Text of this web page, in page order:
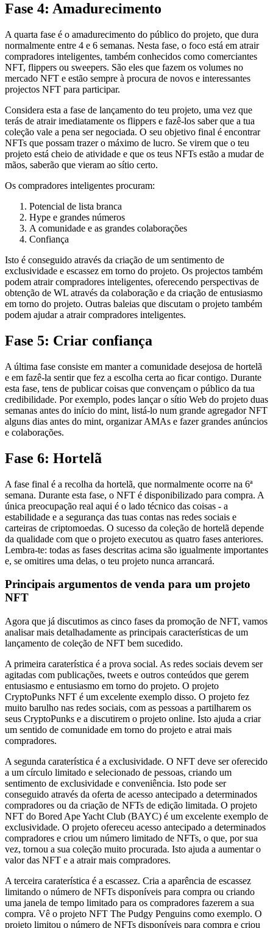
Fase 4: Amadurecimento
A quarta fase é o amadurecimento do público do projeto, que dura
normalmente entre 4 e 6 semanas. Nesta fase, o foco está em atrair
compradores inteligentes, também conhecidos como comerciantes
NFT, flippers ou sweepers. São eles que fazem os volumes no
mercado NFT e estão sempre à procura de novos e interessantes
projectos NFT para participar.
Considera esta a fase de lançamento do teu projeto, uma vez que
terás de atrair imediatamente os flippers e fazê-los saber que a tua
coleção vale a pena ser negociada. O seu objetivo final é encontrar
NFTs que possam trazer o máximo de lucro. Se virem que o teu
projeto está cheio de atividade e que os teus NFTs estão a mudar de
mãos, saberão que vieram ao sítio certo.
Os compradores inteligentes procuram:
Potencial de lista branca
Hype e grandes números
A comunidade e as grandes colaborações
Confiança
Isto é conseguido através da criação de um sentimento de
exclusividade e escassez em torno do projeto. Os projectos também
podem atrair compradores inteligentes, oferecendo perspectivas de
obtenção de WL através da colaboração e da criação de entusiasmo
em torno do projeto. Outras baleias que discutam o projeto também
podem ajudar a atrair compradores inteligentes.
Fase 5: Criar confiança
A última fase consiste em manter a comunidade desejosa de hortelã
e em fazê-la sentir que fez a escolha certa ao ficar contigo. Durante
esta fase, tens de publicar coisas que convençam o público da tua
credibilidade. Por exemplo, podes lançar o sítio Web do projeto duas
semanas antes do início do mint, listá-lo num grande agregador NFT
alguns dias antes do mint, organizar AMAs e fazer grandes anúncios
e colaborações.
Fase 6: Hortelã
A fase final é a recolha da hortelã, que normalmente ocorre na 6ª
semana. Durante esta fase, o NFT é disponibilizado para compra. A
única preocupação real aqui é o lado técnico das coisas - a
estabilidade e a segurança das tuas contas nas redes sociais e
carteiras de criptomoedas. O sucesso da coleção de hortelã depende
da qualidade com que o projeto executou as quatro fases anteriores.
Lembra-te: todas as fases descritas acima são igualmente importantes
e, se omitires uma delas, o teu projeto nunca arrancará.
Principais argumentos de venda para um projeto
NFT
Agora que já discutimos as cinco fases da promoção de NFT, vamos
analisar mais detalhadamente as principais características de um
lançamento de coleção de NFT bem sucedido.
A primeira caraterística é a prova social. As redes sociais devem ser
agitadas com publicações, tweets e outros conteúdos que gerem
entusiasmo e entusiasmo em torno do projeto. O projeto
CryptoPunks NFT é um excelente exemplo disso. O projeto fez
muito barulho nas redes sociais, com as pessoas a partilharem os
seus CryptoPunks e a discutirem o projeto online. Isto ajuda a criar
um sentido de comunidade em torno do projeto e atrai mais
compradores.
A segunda caraterística é a exclusividade. O NFT deve ser oferecido
a um círculo limitado e selecionado de pessoas, criando um
sentimento de exclusividade e conveniência. Isto pode ser
conseguido através da oferta de acesso antecipado a determinados
compradores ou da criação de NFTs de edição limitada. O projeto
NFT do Bored Ape Yacht Club (BAYC) é um excelente exemplo de
exclusividade. O projeto ofereceu acesso antecipado a determinados
compradores e criou um número limitado de NFTs, o que, por sua
vez, tornou a sua coleção muito procurada. Isto ajuda a aumentar o
valor das NFT e a atrair mais compradores.
A terceira caraterística é a escassez. Cria a aparência de escassez
limitando o número de NFTs disponíveis para compra ou criando
uma janela de tempo limitado para os compradores fazerem a sua
compra. Vê o projeto NFT The Pudgy Penguins como exemplo. O
projeto limitou o número de NFTs disponíveis para compra e criou